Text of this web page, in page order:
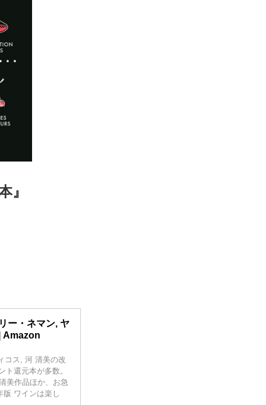
』
ー・ネマン, ヤ
Amazon
コス, 河 清美の改
還元本が多数。
美作品ほか、お急
版 ワインは楽し